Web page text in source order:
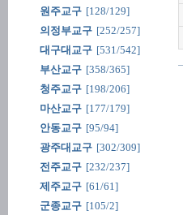
원주교구 [128/129]
의정부교구 [252/257]
대구대교구 [531/542]
부산교구 [358/365]
청주교구 [198/206]
마산교구 [177/179]
안동교구 [95/94]
광주대교구 [302/309]
전주교구 [232/237]
제주교구 [61/61]
군종교구 [105/2]